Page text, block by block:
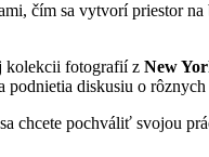
čím sa vytvorí priestor
kolekcii fotografií z New
diskusiu o
chcete pochváliť svojou